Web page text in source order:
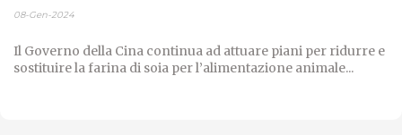
08-Gen-2024
Il Governo della Cina continua ad attuare piani per ridurre e
sostituire la farina di soia per l’alimentazione animale...